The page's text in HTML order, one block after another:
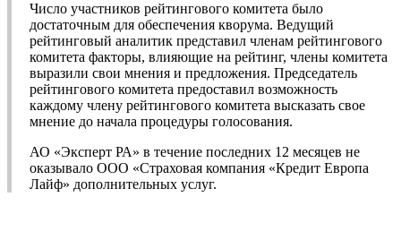
Число участников рейтингового комитета было
достаточным для обеспечения кворума. Ведущий
рейтинговый аналитик представил членам рейтингового
комитета факторы, влияющие на рейтинг, члены комитета
выразили свои мнения и предложения. Председатель
рейтингового комитета предоставил возможность
каждому члену рейтингового комитета высказать свое
мнение до начала процедуры голосования.
АО «Эксперт РА» в течение последних 12 месяцев не
оказывало ООО «Страховая компания «Кредит Европа
Лайф» дополнительных услуг.